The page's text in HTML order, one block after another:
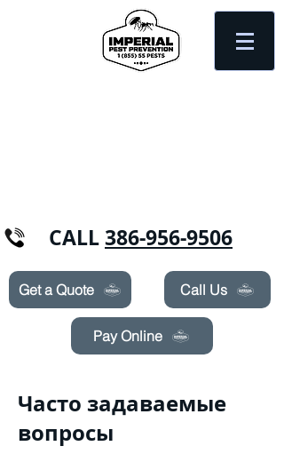
CALL386-956-9506
Get a Quote Call Us
Pay Online
Часто задаваемые
вопросы